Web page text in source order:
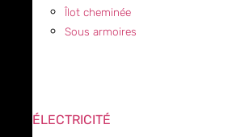
Îlot cheminée
Sous armoires
ÉLECTRICITÉ